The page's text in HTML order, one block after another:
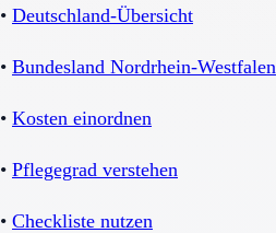
• Deutschland-Übersicht
• Bundesland Nordrhein-Westfalen
• Kosten einordnen
• Pflegegrad verstehen
• Checkliste nutzen